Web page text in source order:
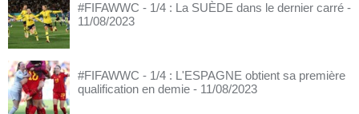
#FIFAWWC - 1/4 : La SUÈDE dans le dernier carré -
11/08/2023
#FIFAWWC - 1/4 : L'ESPAGNE obtient sa première
qualification en demie - 11/08/2023